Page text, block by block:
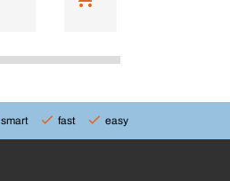
smart fast easy